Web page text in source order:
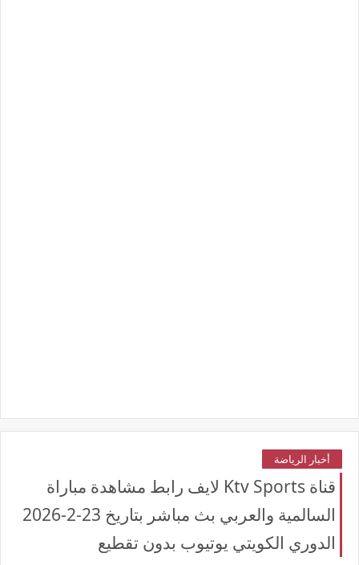
أخبار الرياضة
قناة Ktv Sports لايف رابط مشاهدة مباراة
السالمية والعربي بث مباشر بتاريخ 23-2-2026
الدوري الكويتي يوتيوب بدون تقطيع